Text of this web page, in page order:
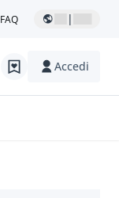
FAQ |
Accedi